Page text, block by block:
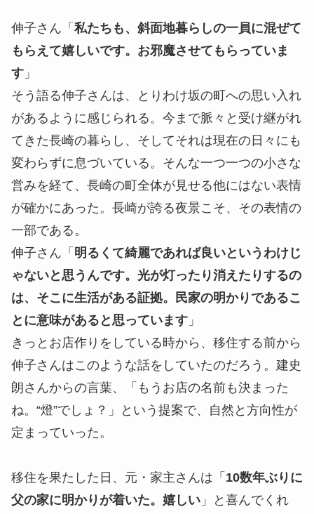
伸子さん「 私たちも、斜面地暮らしの一員に混ぜて
もらえて嬉しいです。お邪魔させてもらっていま
す 」
そう語る伸子さんは、とりわけ坂の町への思い入れ
があるように感じられる。今まで脈々と受け継がれ
てきた長崎の暮らし、そしてそれは現在の日々にも
変わらずに息づいている。そんな一つ一つの小さな
営みを経て、長崎の町全体が見せる他にはない表情
が確かにあった。長崎が誇る夜景こそ、その表情の
一部である。
伸子さん「 明るくて綺麗であれば良いというわけじ
ゃないと思うんです。光が灯ったり消えたりするの
は、そこに生活がある証拠。民家の明かりであるこ
とに意味があると思っています 」
きっとお店作りをしている時から、移住する前から
伸子さんはこのような話をしていたのだろう。建史
朗さんからの言葉、「もうお店の名前も決まった
ね。“燈”でしょ？」という提案で、自然と方向性が
定まっていった。
移住を果たした日、元・家主さんは「 10数年ぶりに
父の家に明かりが着いた。嬉しい 」と喜んでくれ